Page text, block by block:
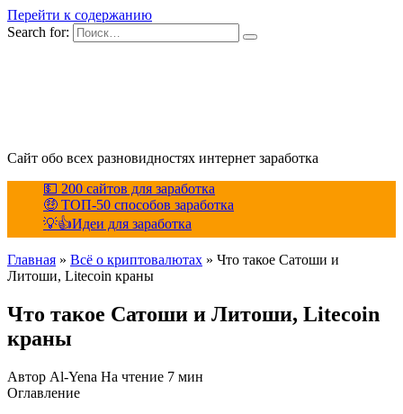
Перейти к содержанию
Search for:
Сайт обо всех разновидностях интернет заработка
💵 200 сайтов для заработка
🤑 ТОП-50 способов заработка
💡👍Идеи для заработка
Главная » Всё о криптовалютах » Что такое Сатоши и
Литоши, Litecoin краны
Что такое Сатоши и Литоши, Litecoin
краны
Автор Al-Yena На чтение 7 мин
Оглавление